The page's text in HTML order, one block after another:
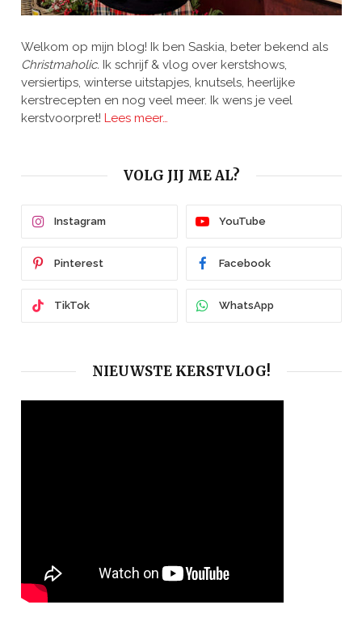
Welkom op mijn blog! Ik ben Saskia, beter bekend als
Christmaholic. Ik schrijf & vlog over kerstshows,
versiertips, winterse uitstapjes, knutsels, heerlijke
kerstrecepten en nog veel meer. Ik wens je veel
kerstvoorpret! Lees meer…
VOLG JIJ ME AL?
Instagram YouTube
Pinterest Facebook
TikTok WhatsApp
NIEUWSTE KERSTVLOG!